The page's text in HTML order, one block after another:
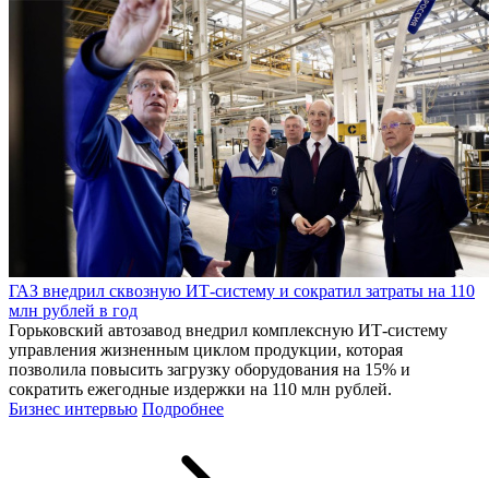
ГАЗ внедрил сквозную ИТ-систему и сократил затраты на 110
млн рублей в год
Горьковский автозавод внедрил комплексную ИТ-систему
управления жизненным циклом продукции, которая
позволила повысить загрузку оборудования на 15% и
сократить ежегодные издержки на 110 млн рублей.
Бизнес интервью Подробнее